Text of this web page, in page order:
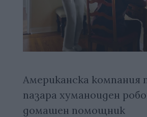
Американска компания
пазара хуманоиден
домашен помощник